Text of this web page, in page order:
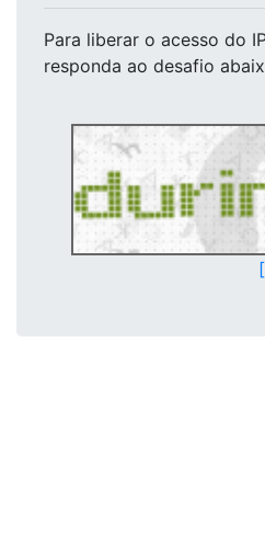
Para liberar o acesso do
responda ao desafio